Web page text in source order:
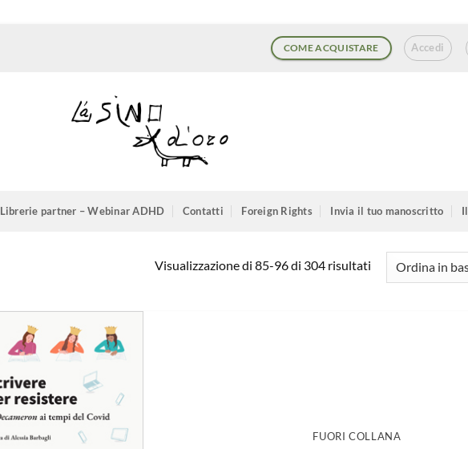
COME ACQUISTARE Accedi
Librerie partner – Webinar ADHD Contatti Foreign Rights Invia il tuo manoscritto
Visualizzazione di 85-96 di 304 risultatiOrdina
Aggiungi
desideri
FUORI COLLANA